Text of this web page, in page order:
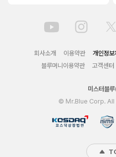
회사소개 이용약관 개인정보
블루머니이용약관
고객센터
미스터블
© Mr.Blue Corp.